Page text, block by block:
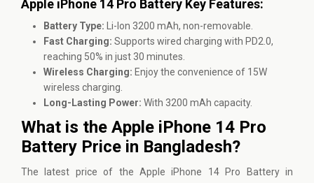
Apple iPhone 14 Pro Battery Key Features:
Battery Type: Li-Ion 3200 mAh, non-removable.
Fast Charging: Supports wired charging with PD2.0,
reaching 50% in just 30 minutes.
Wireless Charging: Enjoy the convenience of 15W
wireless charging.
Long-Lasting Power: With 3200 mAh capacity.
What is the Apple iPhone 14 Pro
Battery Price in Bangladesh?
The latest price of the Apple iPhone 14 Pro Battery in